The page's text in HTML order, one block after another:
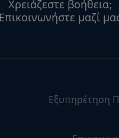
Χρειάζεστε βοήθεια;
Επικοινωνήστε μαζί
Εξυπηρέτηση